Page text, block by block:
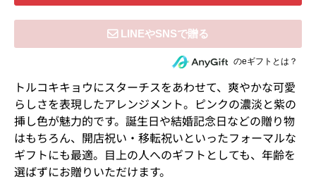
住所を知らない相手にeギフトで贈るのeギフトとは？
トルコキキョウにスターチスをあわせて、爽やかな可愛
らしさを表現したアレンジメント。ピンクの濃淡と紫の
挿し色が魅力的です。誕生日や結婚記念日などの贈り物
はもちろん、開店祝い・移転祝いといったフォーマルな
ギフトにも最適。目上の人へのギフトとしても、年齢を
選ばずにお贈りいただけます。